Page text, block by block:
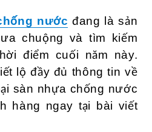
nước đang là sản
chuộng và tìm kiếm
điểm cuối năm này.
lộ đầy đủ thông tin về
sàn nhựa chống nước
hàng ngay tại bài viết